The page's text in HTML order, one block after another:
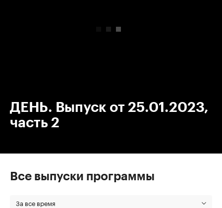
ДЕНЬ. Выпуск от 25.01.2023,
часть 2
Все выпуски программы
За все время